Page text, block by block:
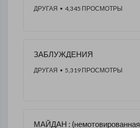
ДРУГАЯ • 4,345 ПРОСМОТРЫ
ЗАБЛУЖДЕНИЯ
ДРУГАЯ • 5,319 ПРОСМОТРЫ
МАЙДАН : (немотовированная